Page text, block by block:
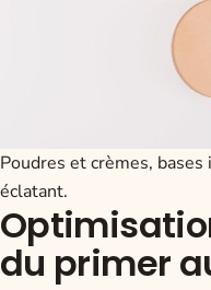
Poudres et crèmes,
éclatant.
du primer